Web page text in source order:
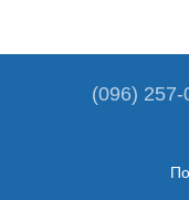
(096) 257-